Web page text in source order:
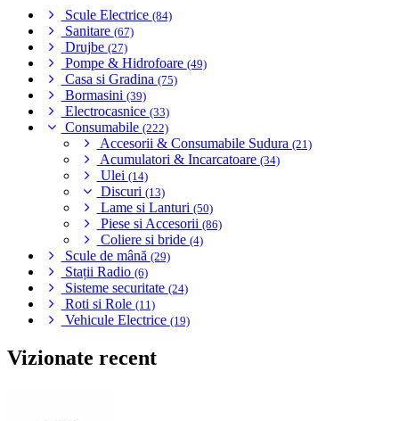
Scule Electrice (84)
Sanitare (67)
Drujbe (27)
Pompe & Hidrofoare (49)
Casa si Gradina (75)
Bormasini (39)
Electrocasnice (33)
Consumabile (222)
Accesorii & Consumabile Sudura (21)
Acumulatori & Incarcatoare (34)
Ulei (14)
Discuri (13)
Lame si Lanturi (50)
Piese si Accesorii (86)
Coliere si bride (4)
Scule de mână (29)
Stații Radio (6)
Sisteme securitate (24)
Roti si Role (11)
Vehicule Electrice (19)
Vizionate recent